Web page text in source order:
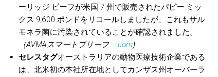
ーリッジ ビーフが米国 7 州で販売されたパピー ミッ
クス 9,600 ポンドをリコールしましたが、これもサル
モネラ菌に汚染されていることが確認されました。
（AVMAスマートブリーフ –com)
セレスタグオーストラリアの動物医療技術企業である
は、北米初の本社所在地としてカンザス州オーバーラ